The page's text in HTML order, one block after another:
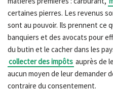
certaines pierres. Les revenus
sont au pouvoir. Ils prennent ce
banquiers et des avocats pour
du butin et le cacher dans les
collecter des impôts auprès de
aucun moyen de leur demander
contraire du consentement.